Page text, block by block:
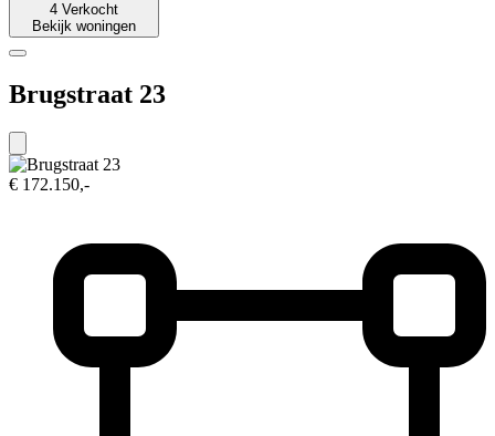
4 Verkocht
Bekijk woningen
Brugstraat 23
€ 172.150,-